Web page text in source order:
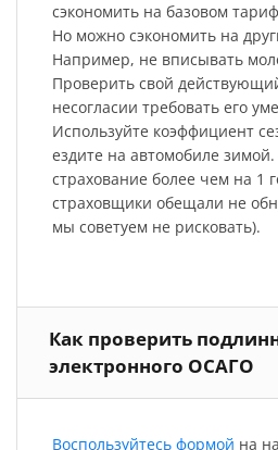
сэкономить на базовом
Но можно сэкономить на
Например, не вписывать
Проверить свой
несогласии требовать его
Используйте коэффициент
ездите на автомобиле
страхование более чем на 1
страховщики обещали не
мы советуем не рисковать).
Как проверить
электронного ОСАГО
Воспользуйтесь формой на